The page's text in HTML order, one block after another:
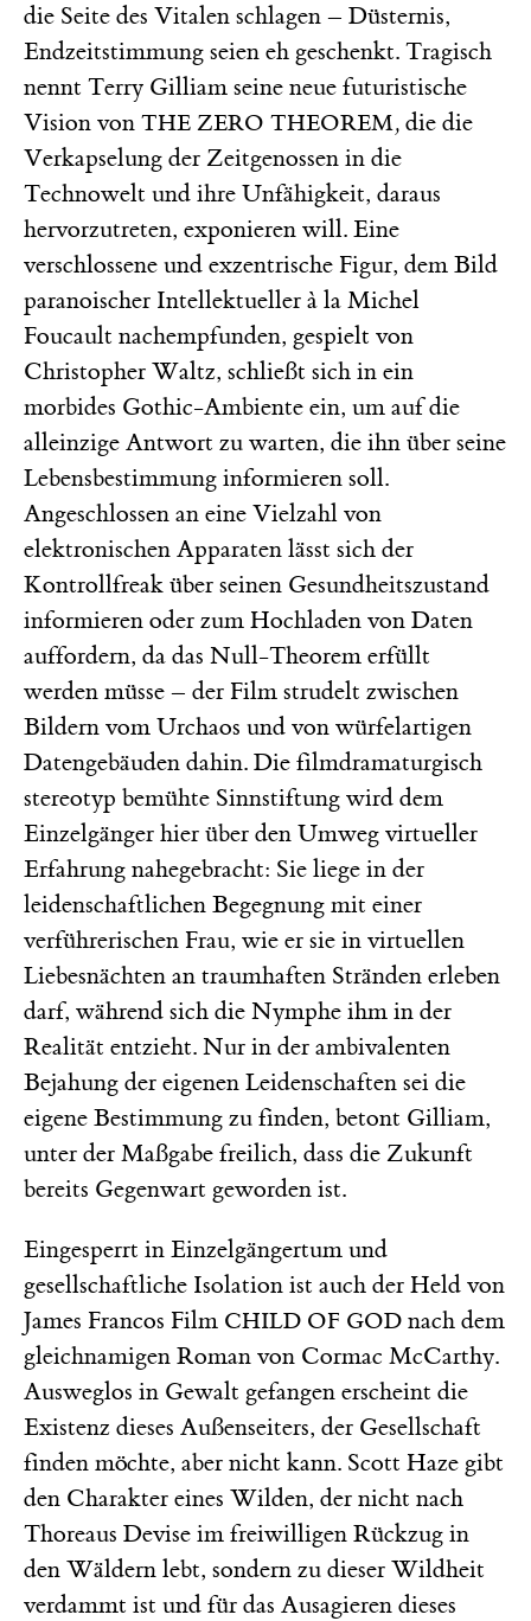
die Seite des Vitalen schlagen – Düsternis,
Endzeitstimmung seien eh geschenkt. Tragisch
nennt Terry Gilliam seine neue futuristische
Vision von THE ZERO THEOREM, die die
Verkapselung der Zeitgenossen in die
Technowelt und ihre Unfähigkeit, daraus
hervorzutreten, exponieren will. Eine
verschlossene und exzentrische Figur, dem Bild
paranoischer Intellektueller à la Michel
Foucault nachempfunden, gespielt von
Christopher Waltz, schließt sich in ein
morbides Gothic-Ambiente ein, um auf die
alleinzige Antwort zu warten, die ihn über seine
Lebensbestimmung informieren soll.
Angeschlossen an eine Vielzahl von
elektronischen Apparaten lässt sich der
Kontrollfreak über seinen Gesundheitszustand
informieren oder zum Hochladen von Daten
auffordern, da das Null-Theorem erfüllt
werden müsse – der Film strudelt zwischen
Bildern vom Urchaos und von würfelartigen
Datengebäuden dahin. Die filmdramaturgisch
stereotyp bemühte Sinnstiftung wird dem
Einzelgänger hier über den Umweg virtueller
Erfahrung nahegebracht: Sie liege in der
leidenschaftlichen Begegnung mit einer
verführerischen Frau, wie er sie in virtuellen
Liebesnächten an traumhaften Stränden erleben
darf, während sich die Nymphe ihm in der
Realität entzieht. Nur in der ambivalenten
Bejahung der eigenen Leidenschaften sei die
eigene Bestimmung zu finden, betont Gilliam,
unter der Maßgabe freilich, dass die Zukunft
bereits Gegenwart geworden ist.
Eingesperrt in Einzelgängertum und
gesellschaftliche Isolation ist auch der Held von
James Francos Film CHILD OF GOD nach dem
gleichnamigen Roman von Cormac McCarthy.
Ausweglos in Gewalt gefangen erscheint die
Existenz dieses Außenseiters, der Gesellschaft
finden möchte, aber nicht kann. Scott Haze gibt
den Charakter eines Wilden, der nicht nach
Thoreaus Devise im freiwilligen Rückzug in
den Wäldern lebt, sondern zu dieser Wildheit
verdammt ist und für das Ausagieren dieses